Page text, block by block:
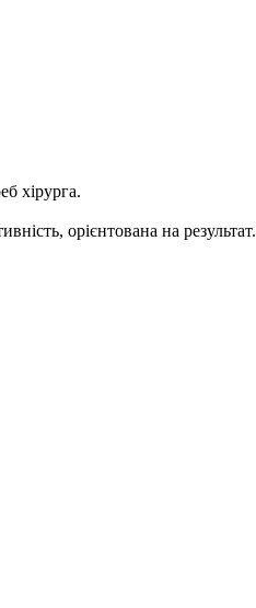
хірурга.
орієнтована на результат.